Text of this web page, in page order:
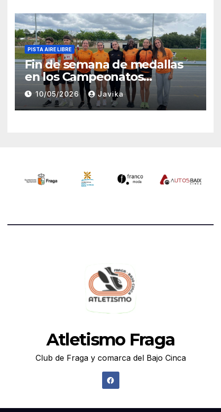
PISTA AIRE LIBRE
Fin de semana de medallas
en los Campeonatos
Provinciales Sub-14 y Sub-16
10/05/2026 Javika
Atletismo Fraga
Club de Fraga y comarca del Bajo Cinca